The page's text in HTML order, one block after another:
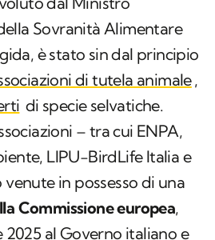
Sovranità Alimentare
è stato sin dal principio
di tutela animale,
di specie selvatiche.
– tra cui ENPA,
LIPU-BirdLife Italia e
in possesso di una
Commissione europea,
al Governo italiano e